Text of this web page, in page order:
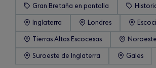
Gran Bretaña en pantalla
Inglaterra Londres
Tierras Altas Escocesas
Suroeste de Inglaterra Gales